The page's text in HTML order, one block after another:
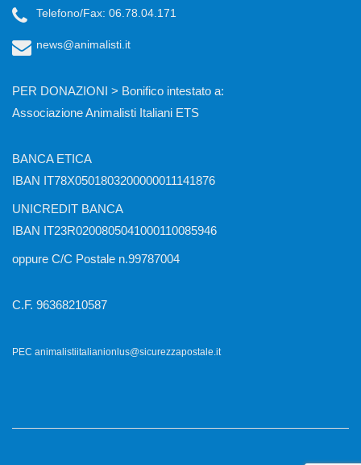
Telefono/Fax: 06.78.04.171
news@animalisti.it
PER DONAZIONI > Bonifico intestato a:
Associazione Animalisti Italiani ETS
BANCA ETICA
IBAN IT78X0501803200000011141876
UNICREDIT BANCA
IBAN IT23R0200805041000110085946
oppure C/C Postale n.99787004
C.F. 96368210587
PEC animalistiitalianionlus@sicurezzapostale.it